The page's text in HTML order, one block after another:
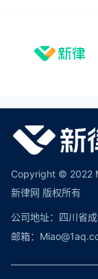
Copyright © 2022
新律网 版权所有
公司地址：四川省
邮箱：